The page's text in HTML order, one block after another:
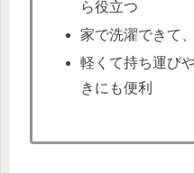
ら役立つ
家で洗濯できて
軽くて持ち運び
きにも便利